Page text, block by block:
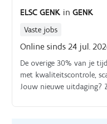
ELSC GENK in GENK
Vaste jobs
Online sinds 24 jul.
De overige 30% van je
met kwaliteitscontrole,
Jouw nieuwe uitdaging?